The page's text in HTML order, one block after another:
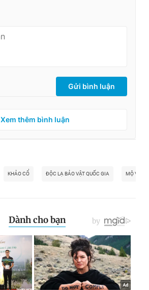
Gửi bình luận
Xem thêm bình luận
KHẢO CỔ ĐỘC LẠ BẢO VẬT QUỐC GIA MỘ VÒ